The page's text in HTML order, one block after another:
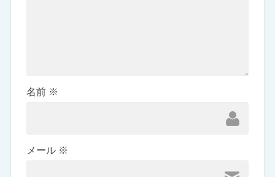
名前 ※
メール ※